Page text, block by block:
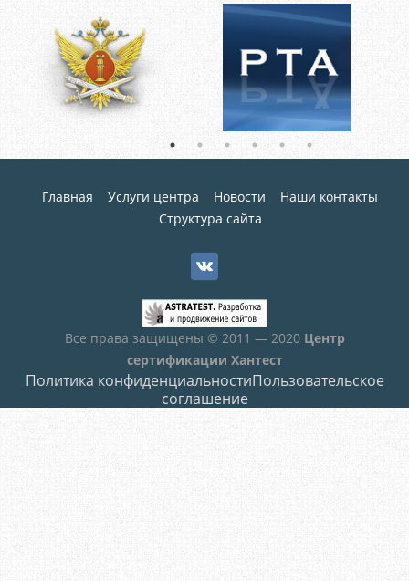
Главная Услуги центра Новости
Наши контакты
Структура сайта
Все права защищены © 2011 — 2020 Центр
сертификации Хантест
Политика конфиденциальностиПользовательское
соглашение